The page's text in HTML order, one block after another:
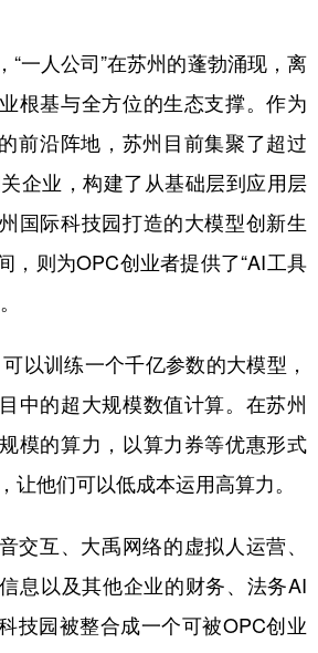
人公司”在苏州的蓬勃涌现，离
根基与全方位的生态支撑。作为
前沿阵地，苏州目前集聚了超过
企业，构建了从基础层到应用层
国际科技园打造的大模型创新生
则为OPC创业者提供了“AI工具
训练一个千亿参数的大模型，
中的超大规模数值计算。在苏州
模的算力，以算力券等优惠形式
让他们可以低成本运用高算力。
互、大禹网络的虚拟人运营、
息以及其他企业的财务、法务AI
技园被整合成一个可被OPC创业